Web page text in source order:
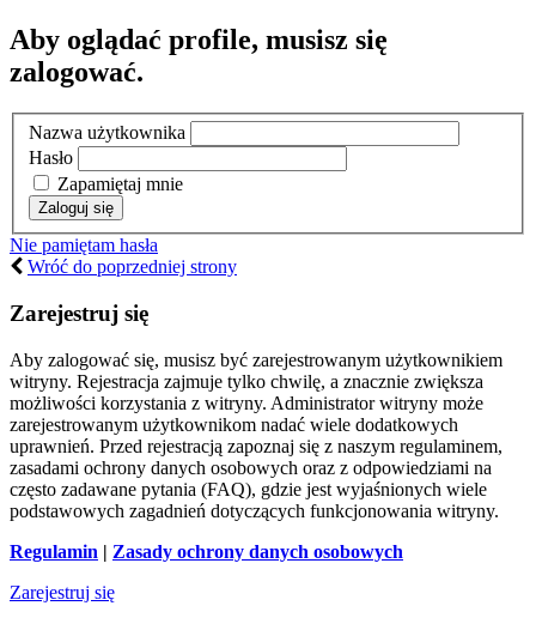
Aby oglądać profile, musisz się
zalogować.
Nazwa użytkownika
Hasło
Zapamiętaj mnie
Nie pamiętam hasła
Wróć do poprzedniej strony
Zarejestruj się
Aby zalogować się, musisz być zarejestrowanym użytkownikiem
witryny. Rejestracja zajmuje tylko chwilę, a znacznie zwiększa
możliwości korzystania z witryny. Administrator witryny może
zarejestrowanym użytkownikom nadać wiele dodatkowych
uprawnień. Przed rejestracją zapoznaj się z naszym regulaminem,
zasadami ochrony danych osobowych oraz z odpowiedziami na
często zadawane pytania (FAQ), gdzie jest wyjaśnionych wiele
podstawowych zagadnień dotyczących funkcjonowania witryny.
Regulamin | Zasady ochrony danych osobowych
Zarejestruj się